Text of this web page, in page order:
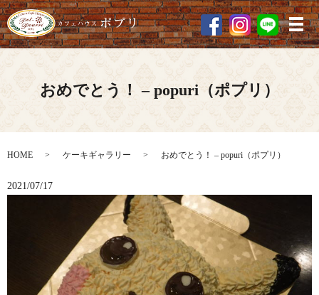
メ
おめでとう！ – popuri（ポプリ）
HOME ケーキギャラリー おめでとう！ – popuri（ポプリ）
2021/07/17